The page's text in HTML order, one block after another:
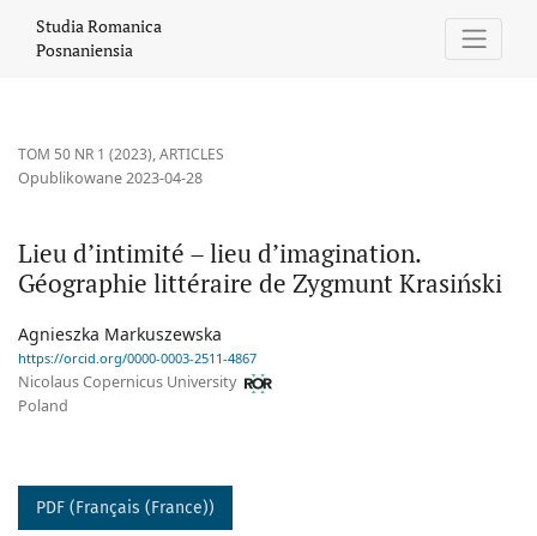
Studia Romanica
Posnaniensia
TOM 50 NR 1 (2023),ARTICLES
Lieu d’intimité – lieu d’imagination.
Géographie littéraire de Zygmunt Krasiński
Opublikowane 2023-04-28
Agnieszka Markuszewska
https://orcid.org/0000-0003-2511-4867
Nicolaus Copernicus University
Poland
PDF (Français (France))